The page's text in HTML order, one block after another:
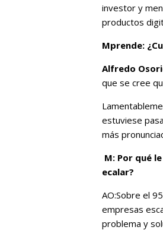
investor y
productos
Mprende:
Alfredo
que se cree
estuviese
más
M: Por qué
ecalar?
AO:Sobre el
empresas
problema y